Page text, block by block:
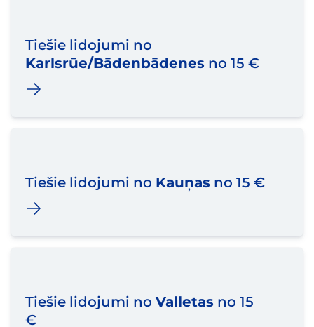
Tiešie lidojumi no
Karlsrūe/Bādenbādenes no 15 €
Tiešie lidojumi no Kauņas no 15 €
Tiešie lidojumi no Valletas no 15
€